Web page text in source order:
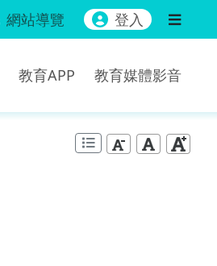
網站導覽 登入
教育APP 教育媒體影音